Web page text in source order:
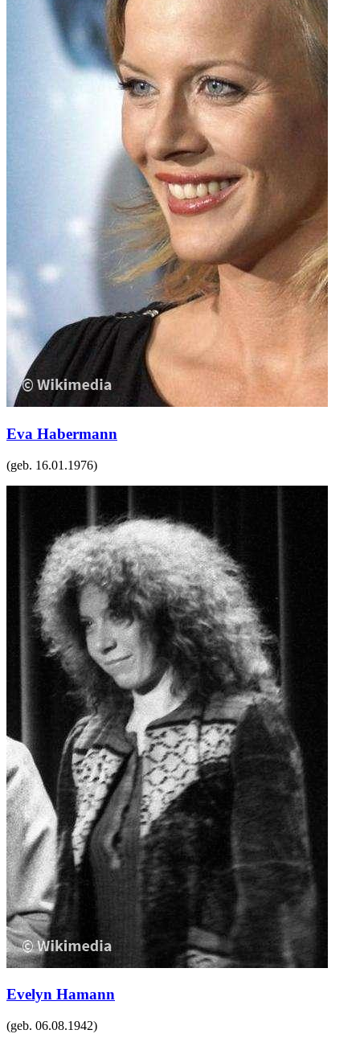
Eva Habermann
(geb. 16.01.1976)
Evelyn Hamann
(geb. 06.08.1942)